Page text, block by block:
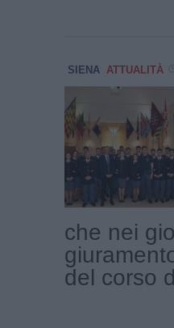
SIENA ATTUALITÀ
che nei
del corso